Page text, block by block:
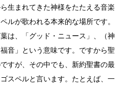
生まれてきた神様をたたえる音楽
ルが歌われる本来的な場所です。
は、「グッド・ニュース」、（神
音」という意味です。ですから聖
すが、その中でも、新約聖書の最
スペルと言います。たとえば、一